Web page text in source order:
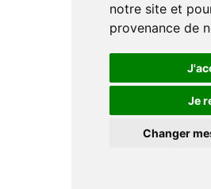
notre site et
provenance de
Je
Changer